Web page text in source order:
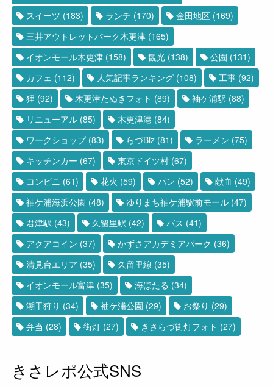
スイーツ (183) ランチ (170) 金田地区 (169)
三井アウトレットパーク木更津 (165)
イオンモール木更津 (158) 観光 (138) 公園 (131)
カフェ (112) 人気記事ランキング (108) 工事 (92)
狸 (92) 木更津たぬきフォト (89) 袖ケ浦駅 (88)
リニューアル (85) 木更津港 (84)
ワークショップ(83) らづBiz (81) ラーメン (75)
キッチンカー (67) 東京ドイツ村 (67)
コンビニ (61) 花火 (59) パン (52) 献血 (49)
袖ケ浦海浜公園 (48) ゆりまち袖ケ浦駅前モール (47)
君津駅 (43) 久留里駅 (42) バス (41)
アクアコイン (37) かずさアカデミアパーク (36)
清見台エリア (35) 久留里線 (35)
イオンモール富津 (35) 海ほたる (34)
潮干狩り (34) 袖ケ浦公園 (29) お祭り (29)
弁当 (28) 街灯 (27) きさらづ街灯フォト (27)
きさレポ公式SNS